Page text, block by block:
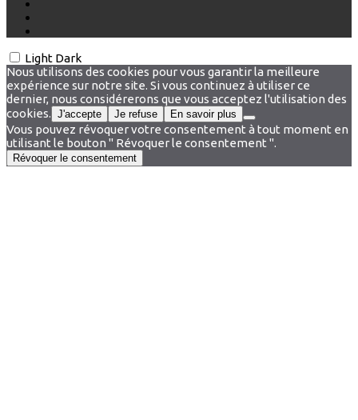
Light Dark
Nous utilisons des cookies pour vous garantir la meilleure
expérience sur notre site. Si vous continuez à utiliser ce
dernier, nous considérerons que vous acceptez l'utilisation des
cookies. J'accepte Je refuse En savoir plus
Vous pouvez révoquer votre consentement à tout moment en
utilisant le bouton " Révoquer le consentement ".
Révoquer le consentement